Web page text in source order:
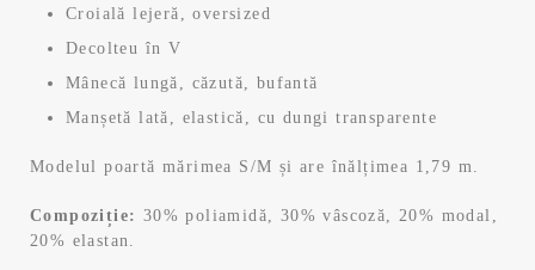
139,99 lei.
Croială lejeră, oversized
Decolteu în V
Mânecă lungă, căzută, bufantă
Manșetă lată, elastică, cu dungi transparente
Modelul poartă mărimea S/M și are înălțimea 1,79 m.
Compoziție: 30% poliamidă, 30% vâscoză, 20% modal,
20% elastan.